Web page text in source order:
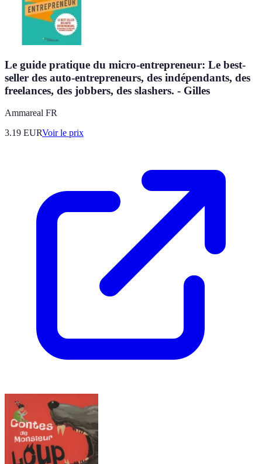
Le guide pratique du micro-entrepreneur: Le best-
seller des auto-entrepreneurs, des indépendants, des
freelances, des jobbers, des slashers. - Gilles
Ammareal FR
3.19 EURVoir le prix